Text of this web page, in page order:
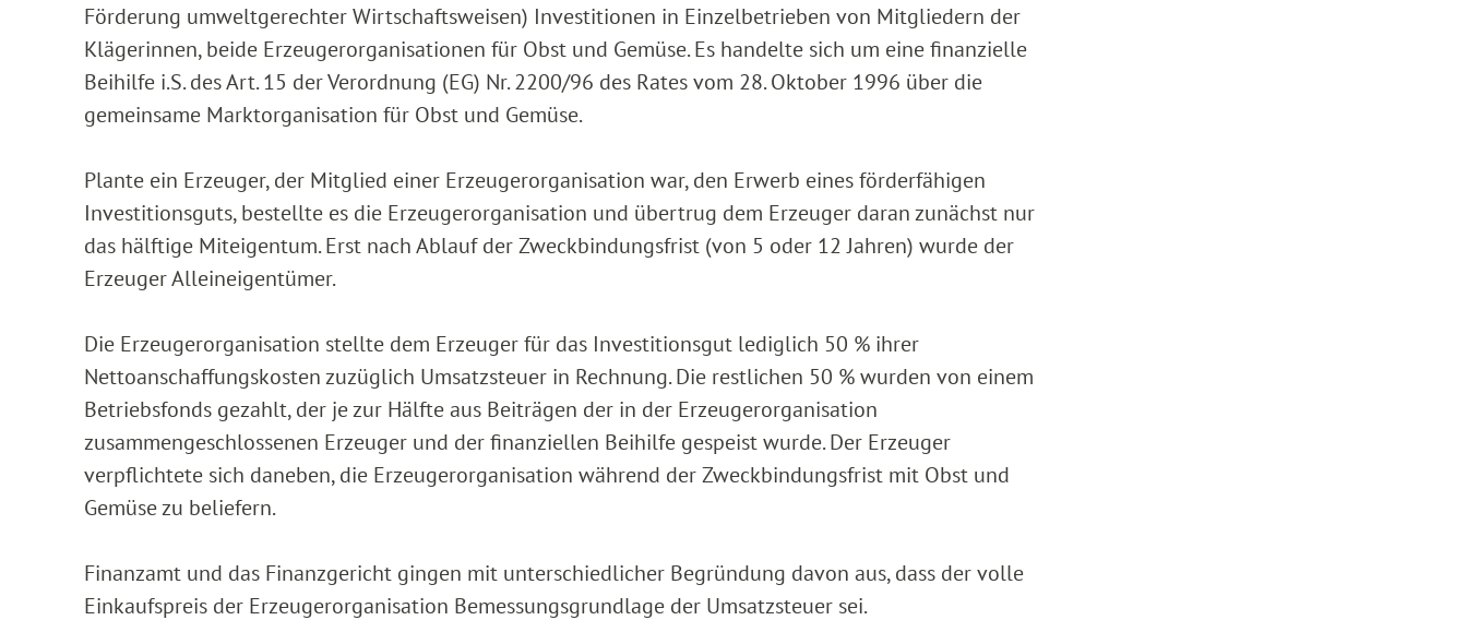
Förderung umweltgerechter Wirtschaftsweisen) Investitionen in Einzelbetrieben von Mitgliedern der
Klägerinnen, beide Erzeugerorganisationen für Obst und Gemüse. Es handelte sich um eine finanzielle
Beihilfe i.S. des Art. 15 der Verordnung (EG) Nr. 2200/96 des Rates vom 28. Oktober 1996 über die
gemeinsame Marktorganisation für Obst und Gemüse.
Plante ein Erzeuger, der Mitglied einer Erzeugerorganisation war, den Erwerb eines förderfähigen
Investitionsguts, bestellte es die Erzeugerorganisation und übertrug dem Erzeuger daran zunächst nur
das hälftige Miteigentum. Erst nach Ablauf der Zweckbindungsfrist (von 5 oder 12 Jahren) wurde der
Erzeuger Alleineigentümer.
Die Erzeugerorganisation stellte dem Erzeuger für das Investitionsgut lediglich 50 % ihrer
Nettoanschaffungskosten zuzüglich Umsatzsteuer in Rechnung. Die restlichen 50 % wurden von einem
Betriebsfonds gezahlt, der je zur Hälfte aus Beiträgen der in der Erzeugerorganisation
zusammengeschlossenen Erzeuger und der finanziellen Beihilfe gespeist wurde. Der Erzeuger
verpflichtete sich daneben, die Erzeugerorganisation während der Zweckbindungsfrist mit Obst und
Gemüse zu beliefern.
Finanzamt und das Finanzgericht gingen mit unterschiedlicher Begründung davon aus, dass der volle
Einkaufspreis der Erzeugerorganisation Bemessungsgrundlage der Umsatzsteuer sei.